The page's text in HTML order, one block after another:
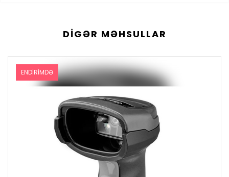
DIGƏR MƏHSULLAR
ENDIRIMDƏ